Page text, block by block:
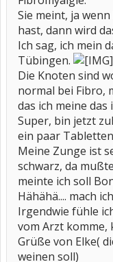
Sie meint, ja
hast, dann wird
Ich sag, ich mein
Tübingen.
Die Knoten sind
normal bei Fibro,
das ich meine das
Super, bin jetzt
ein paar
Meine Zunge ist
schwarz, da
meinte ich soll
Hähähä.... mach
Irgendwie fühle
vom Arzt komme,
Grüße von Elke(
weinen soll)